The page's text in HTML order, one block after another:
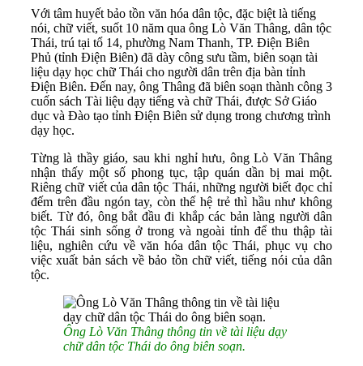
Với tâm huyết bảo tồn văn hóa dân tộc, đặc biệt là tiếng
nói, chữ viết, suốt 10 năm qua ông Lò Văn Thâng, dân tộc
Thái, trú tại tổ 14, phường Nam Thanh, TP. Điện Biên
Phủ (tỉnh Điện Biên) đã dày công sưu tầm, biên soạn tài
liệu dạy học chữ Thái cho người dân trên địa bàn tỉnh
Điện Biên. Đến nay, ông Thâng đã biên soạn thành công 3
cuốn sách Tài liệu dạy tiếng và chữ Thái, được Sở Giáo
dục và Đào tạo tỉnh Điện Biên sử dụng trong chương trình
dạy học.
Từng là thầy giáo, sau khi nghỉ hưu, ông Lò Văn Thâng
nhận thấy một số phong tục, tập quán dần bị mai một.
Riêng chữ viết của dân tộc Thái, những người biết đọc chỉ
đếm trên đầu ngón tay, còn thế hệ trẻ thì hầu như không
biết. Từ đó, ông bắt đầu đi khắp các bản làng người dân
tộc Thái sinh sống ở trong và ngoài tỉnh để thu thập tài
liệu, nghiên cứu về văn hóa dân tộc Thái, phục vụ cho
việc xuất bản sách về bảo tồn chữ viết, tiếng nói của dân
tộc.
Ông Lò Văn Thâng thông tin về tài liệu dạy
chữ dân tộc Thái do ông biên soạn.